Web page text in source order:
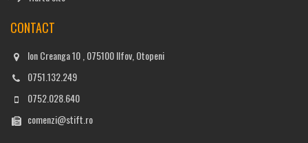
CONTACT
Ion Creanga 10 , 075100 Ilfov, Otopeni
0751.132.249
0752.028.640
comenzi@stift.ro